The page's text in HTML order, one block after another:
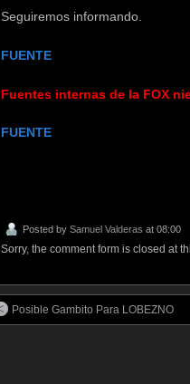
Seguiremos informando.
FUENTE
Fuentes internas de la FOX
FUENTE
Posted by Samuel Valderas at 08:00
Sorry, the comment form is closed at
Posible Gambito Para LOBEZNO